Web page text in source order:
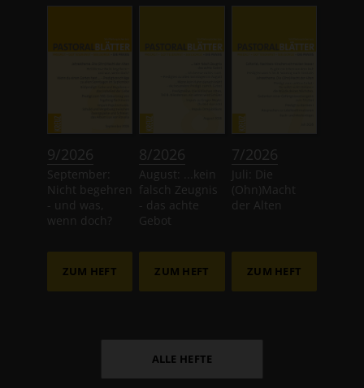
9/2026
September:
Nicht begehren
- und was,
wenn doch?
ZUM HEFT
8/2026
August: ...kein
falsch Zeugnis
- das achte
Gebot
ZUM HEFT
7/2026
Juli: Die
(Ohn)Macht
der Alten
ZUM HEFT
ALLE HEFTE